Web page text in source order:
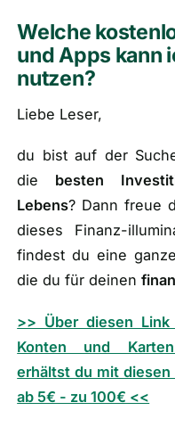
Welche
und Apps kann
nutzen?
Liebe Leser,
du bist auf der
die besten
Lebens? Dann freue
dieses Finanz-
findest du eine
die du für deinen
>> Über diesen
Konten und
erhältst du mit
ab 5€ - zu 100€ <<